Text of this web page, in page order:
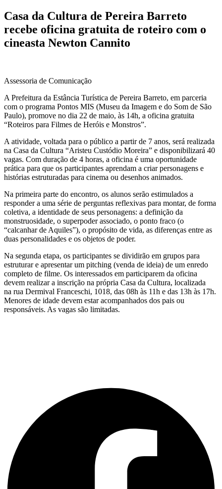
Casa da Cultura de Pereira Barreto
recebe oficina gratuita de roteiro com o
cineasta Newton Cannito
Assessoria de Comunicação
A Prefeitura da Estância Turística de Pereira Barreto, em parceria
com o programa Pontos MIS (Museu da Imagem e do Som de São
Paulo), promove no dia 22 de maio, às 14h, a oficina gratuita
“Roteiros para Filmes de Heróis e Monstros”.
A atividade, voltada para o público a partir de 7 anos, será realizada
na Casa da Cultura “Aristeu Custódio Moreira” e disponibilizará 40
vagas. Com duração de 4 horas, a oficina é uma oportunidade
prática para que os participantes aprendam a criar personagens e
histórias estruturadas para cinema ou desenhos animados.
Na primeira parte do encontro, os alunos serão estimulados a
responder a uma série de perguntas reflexivas para montar, de forma
coletiva, a identidade de seus personagens: a definição da
monstruosidade, o superpoder associado, o ponto fraco (o
“calcanhar de Aquiles”), o propósito de vida, as diferenças entre as
duas personalidades e os objetos de poder.
Na segunda etapa, os participantes se dividirão em grupos para
estruturar e apresentar um pitching (venda de ideia) de um enredo
completo de filme. Os interessados em participarem da oficina
devem realizar a inscrição na própria Casa da Cultura, localizada
na rua Dermival Franceschi, 1018, das 08h às 11h e das 13h às 17h.
Menores de idade devem estar acompanhados dos pais ou
responsáveis. As vagas são limitadas.